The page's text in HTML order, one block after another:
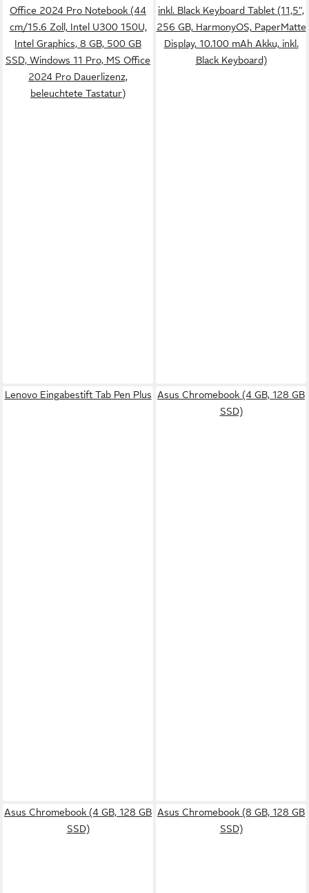
Office 2024 Pro Notebook (44
cm/15.6 Zoll, Intel U300 150U,
Intel Graphics, 8 GB, 500 GB
SSD, Windows 11 Pro, MS Office
2024 Pro Dauerlizenz,
beleuchtete Tastatur)
inkl. Black Keyboard Tablet (11,5",
256 GB, HarmonyOS, PaperMatte
Display, 10.100 mAh Akku, inkl.
Black Keyboard)
Lenovo Eingabestift Tab Pen Plus
Asus Chromebook (4 GB, 128 GB
SSD)
Asus Chromebook (4 GB, 128 GB
SSD)
Asus Chromebook (8 GB, 128 GB
SSD)